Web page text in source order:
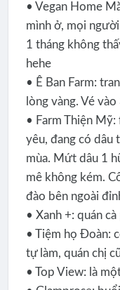
• Vegan Home
mình ở, mọi
1 tháng không
hehe
• Ê Ban Farm:
lòng vàng. Vé
• Farm Thiện Mỹ:
yêu, đang có dâu
mùa. Mứt dâu 1
mê không kém.
đào bên ngoài
• Xanh +: quán
• Tiệm họ Đoàn:
tự làm, quán chị
• Top View: là